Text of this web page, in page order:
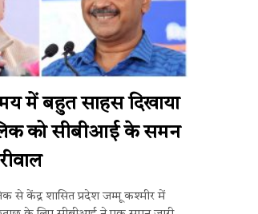
में बहुत साहस दिखाया
को सीबीआई के समन
से केंद्र शासित प्रदेश जम्मू कश्मीर में